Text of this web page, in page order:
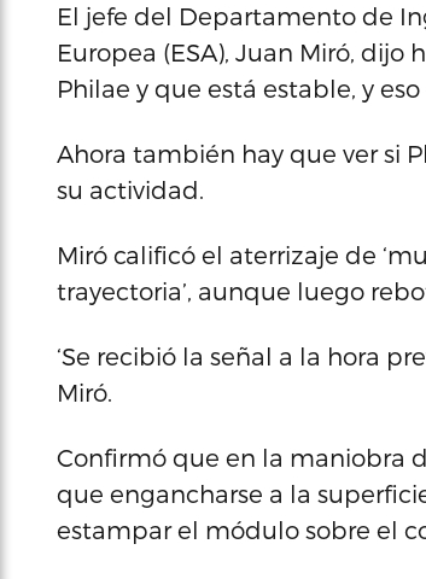
El jefe del Departamento de
Europea (ESA), Juan Miró,
Philae y que está estable, y
Ahora también hay que ver si
su actividad.
Miró calificó el aterrizaje de
trayectoria’, aunque luego
‘Se recibió la señal a la hora
Miró.
Confirmó que en la maniobra
que engancharse a la
estampar el módulo sobre el